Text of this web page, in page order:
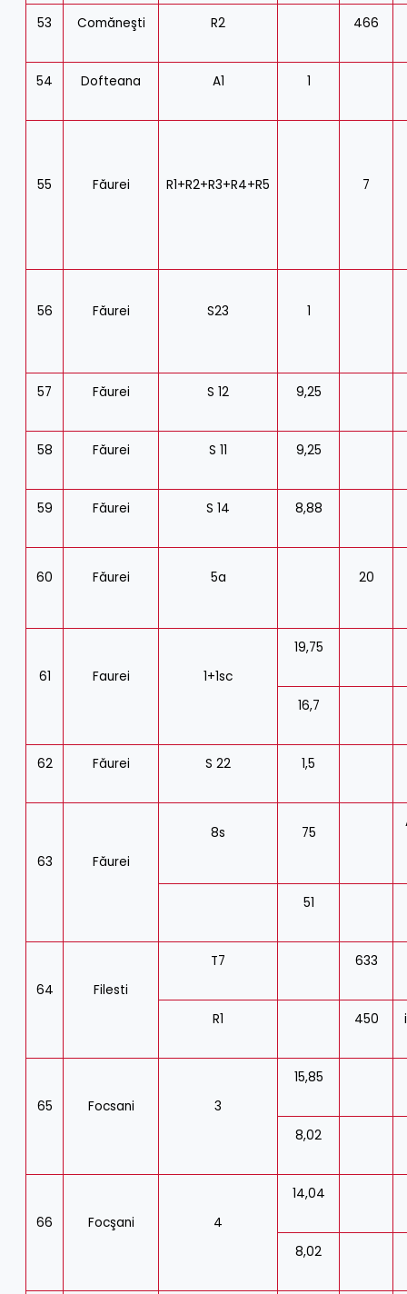
53 Comăneşti R2 466
54 Dofteana A1 1
55 Făurei R1+R2+R3+R4+R5 7
56 Făurei S23 1
57 Făurei S 12 9,25
58 Făurei S 11 9,25
59 Făurei S 14 8,88
60 Făurei 5a 20
61 Faurei 1+1sc
19,75
16,7
62 Făurei S 22 1,5
63 Făurei
8s 75
51
64 Filesti
T7 633
R1 450
65 Focsani 3
15,85
8,02
66 Focşani 4
14,04
8,02